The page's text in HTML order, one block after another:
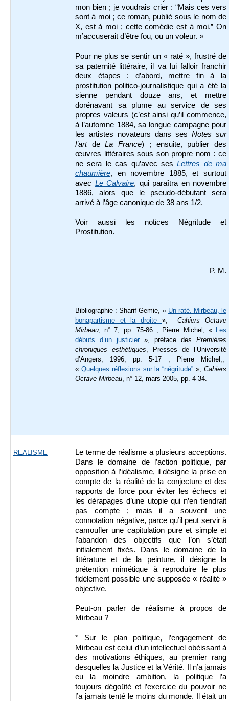
mon bien ; je voudrais crier : “Mais ces vers
sont à moi ; ce roman, publié sous le nom de
X, est à moi ; cette comédie est à moi.” On
m’accuserait d’être fou, ou un voleur. »
Pour ne plus se sentir un « raté », frustré de
sa paternité littéraire, il va lui falloir franchir
deux étapes : d’abord, mettre fin à la
prostitution politico-journalistique qui a été la
sienne pendant douze ans, et mettre
dorénavant sa plume au service de ses
propres valeurs (c’est ainsi qu’il commence,
à l’automne 1884, sa longue campagne pour
les artistes novateurs dans ses Notes sur
l’artdeLa France) ; ensuite, publier des
œuvres littéraires sous son propre nom : ce
ne sera le cas qu’avec sesLettres de ma
chaumière, en novembre 1885, et surtout
avec Le Calvaire, qui paraîtra en novembre
1886, alors que le pseudo-débutant sera
arrivé à l’âge canonique de 38 ans 1/2.
Voir aussi les notices Négritude et
Prostitution.
P. M.
Bibliographie : Sharif Gemie, « Un raté. Mirbeau, le
bonapartisme et la droite »,Cahiers Octave
Mirbeau , n° 7, pp. 75-86 ; Pierre Michel, « Les
débuts d’un justicier», préface des Premières
chroniques esthétiques , Presses de l’Université
d’Angers, 1996, pp. 5-17 ; Pierre Michel,,
« Quelques réflexions sur la “négritude” »,Cahiers
Octave Mirbeau , n° 12, mars 2005, pp. 4-34.
REALISME
Le terme de réalisme a plusieurs acceptions.
Dans le domaine de l’action politique, par
opposition à l’idéalisme, il désigne la prise en
compte de la réalité de la conjecture et des
rapports de force pour éviter les échecs et
les dérapages d’une utopie qui n’en tiendrait
pas compte ; mais il a souvent une
connotation négative, parce qu’il peut servir à
camoufler une capitulation pure et simple et
l’abandon des objectifs que l’on s’était
initialement fixés. Dans le domaine de la
littérature et de la peinture, il désigne la
prétention mimétique à reproduire le plus
fidèlement possible une supposée « réalité »
objective.
Peut-on parler de réalisme à propos de
Mirbeau ?
* Sur le plan politique, l’engagement de
Mirbeau est celui d’un intellectuel obéissant à
des motivations éthiques, au premier rang
desquelles la Justice et la Vérité. Il n’a jamais
eu la moindre ambition, la politique l’a
toujours dégoûté et l’exercice du pouvoir ne
l’a jamais tenté le moins du monde. Il était un